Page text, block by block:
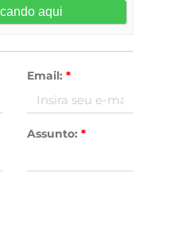
aqui
Email: *
Assunto: *